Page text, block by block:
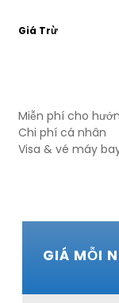
Giá Trừ
Miễn phí cho
Chi phí cá nhân
Visa & vé máy
GIÁ MỖI